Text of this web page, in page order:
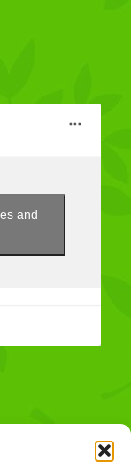
and